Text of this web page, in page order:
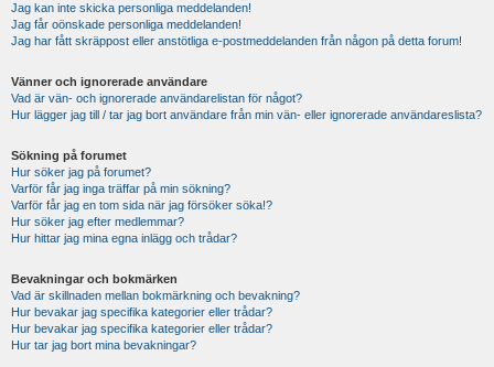
Jag kan inte skicka personliga meddelanden!
Jag får oönskade personliga meddelanden!
Jag har fått skräppost eller anstötliga e-postmeddelanden från någon på detta forum!
Vänner och ignorerade användare
Vad är vän- och ignorerade användarelistan för något?
Hur lägger jag till / tar jag bort användare från min vän- eller ignorerade användareslista?
Sökning på forumet
Hur söker jag på forumet?
Varför får jag inga träffar på min sökning?
Varför får jag en tom sida när jag försöker söka!?
Hur söker jag efter medlemmar?
Hur hittar jag mina egna inlägg och trådar?
Bevakningar och bokmärken
Vad är skillnaden mellan bokmärkning och bevakning?
Hur bevakar jag specifika kategorier eller trådar?
Hur bevakar jag specifika kategorier eller trådar?
Hur tar jag bort mina bevakningar?